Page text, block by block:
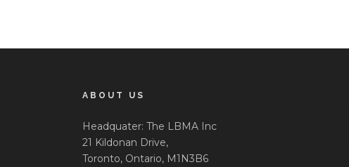
ABOUT US
Headquater: The LBMA Inc
21 Kildonan Drive,
Toronto, Ontario, M1N3B6